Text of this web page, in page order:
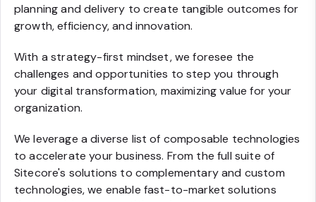
planning and delivery to create tangible outcomes for
growth, efficiency, and innovation.
With a strategy-first mindset, we foresee the
challenges and opportunities to step you through
your digital transformation, maximizing value for your
organization.
We leverage a diverse list of composable technologies
to accelerate your business. From the full suite of
Sitecore's solutions to complementary and custom
technologies, we enable fast-to-market solutions